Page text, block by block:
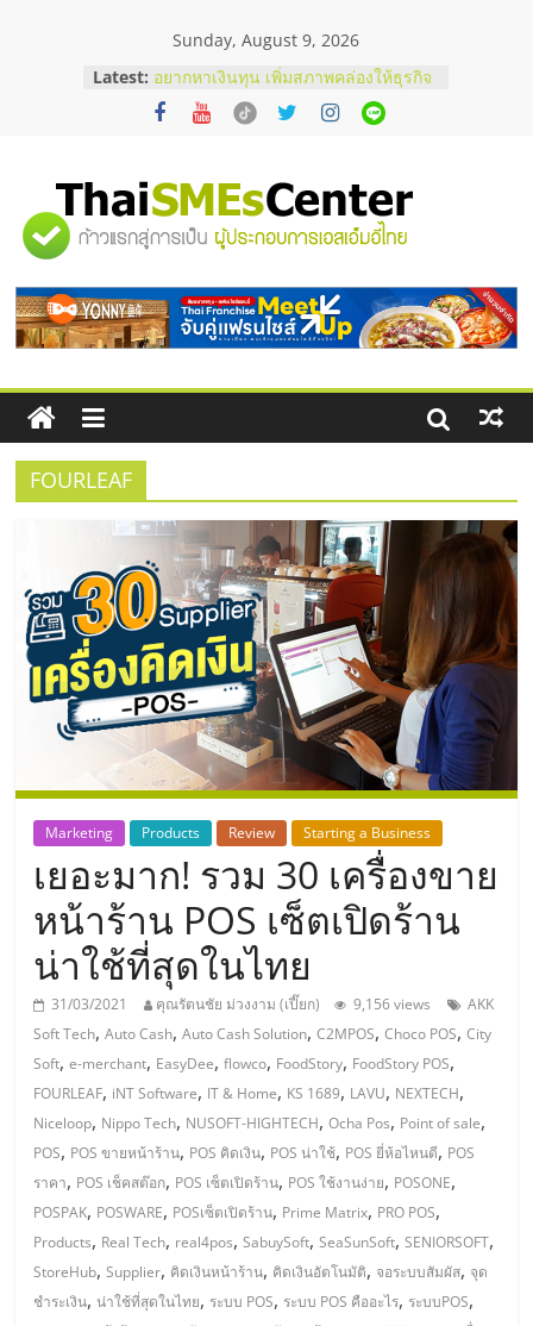
Sunday, August 9, 2026
Latest: อยากหาเงินทุน เพิ่มสภาพคล่องให้ธุรกิจ
เริ่มยังไงให้ผ่านฉลุย
สัมมนาออนไลน์ โอกาสบริหารสถานี
ThaiFranchise Meet Up จับคู่แฟรน
ไชส์ ครั้งที่ 8
ร้านเครื่องเสียงคุณภาพสูง พร้อม
บริษัท Cybersecurity ในไทยที่ไหนดี?
วิธีเลือกผู้ให้บริการให้คุ้มค่าและตอบ
โจทย์ธุรกิจ
"ศูนย์
รวม
ข้อมูล
ธุรกิจ
SME
แห่ง
ประเทศไทย,
ThaiSMEsCenter,
รวม
ธุรกิจ
เอ
ส
เอ็
มอี
ไทย,
SMEs,
แฟ
FOURLEAF
Marketing Products Review Starting a Business
เยอะมาก! รวม 30 เครื่องขาย
หน้าร้าน POS เซ็ตเปิดร้าน
น่าใช้ที่สุดในไทย
31/03/2021 คุณรัตนชัย ม่วงงาม (เปี๊ยก) 9,156 views
AKK
Soft Tech,Auto Cash,Auto Cash Solution,C2MPOS,Choco POS,City
Soft,e-merchant, EasyDee,flowco, FoodStory, FoodStory POS,
FOURLEAF, iNT Software, IT & Home, KS 1689, LAVU, NEXTECH,
Niceloop, Nippo Tech, NUSOFT-HIGHTECH,Ocha Pos, Point of sale,
POS, POS ขายหน้าร้าน, POS คิดเงิน, POS น่าใช้, POS ยี่ห้อไหนดี, POS
ราคา, POS เช็คสต๊อก, POS เซ็ตเปิดร้าน, POS ใช้งานง่าย, POSONE,
POSPAK, POSWARE, POSเซ็ตเปิดร้าน, Prime Matrix, PRO POS,
Products, Real Tech, real4pos,SabuySoft,SeaSunSoft,SENIORSOFT,
StoreHub,Supplier, คิดเงินหน้าร้าน, คิดเงินอัตโนมัติ, จอระบบสัมผัส, จุด
ชำระเงิน,น่าใช้ที่สุดในไทย, ระบบ POS, ระบบ POS คืออะไร, ระบบPOS,